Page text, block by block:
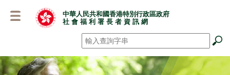
容
中華人民共和國香港特別行政區政府
社 會 福 利 署 長 者 資 訊 網
搜尋 *